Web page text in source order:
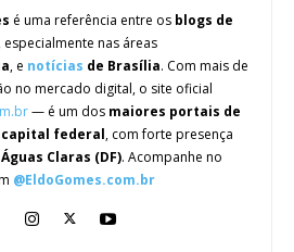
é uma referência entre os blogs de
, especialmente nas áreas
, e notícias de Brasília. Com mais de
no mercado digital, o site oficial
— é um dos maiores portais de
federal, com forte presença
Águas Claras (DF). Acompanhe no
@EldoGomes.com.br